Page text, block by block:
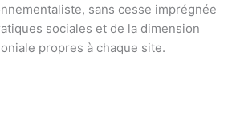
sans cesse imprégnée
sociales et de la dimension
propres à chaque site.